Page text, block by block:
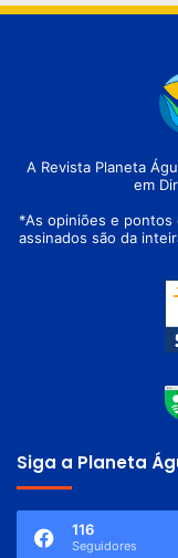
A Revista Planeta
em
*As opiniões e
assinados são da
Siga a Planeta
116
Seguidores